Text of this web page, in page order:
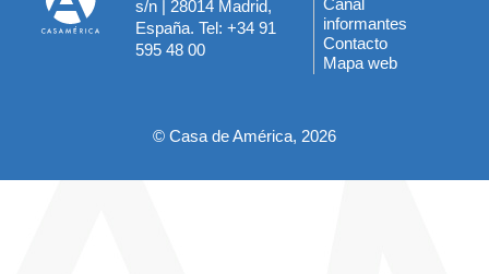
s/n | 28014 Madrid,
España. Tel: +34 91
595 48 00
del
pie
Canal
informantes
Contacto
Mapa web
© Casa de América, 2026